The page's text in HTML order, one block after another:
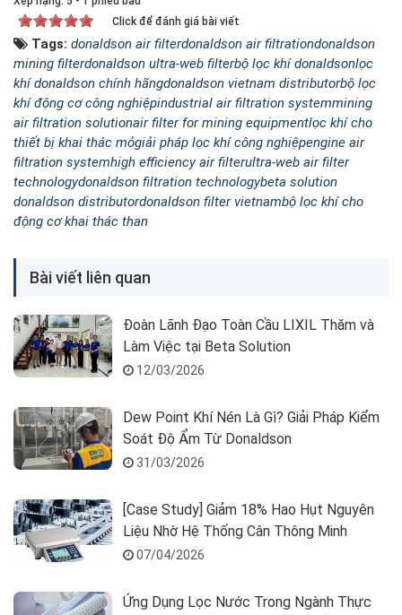
Click để đánh giá bài viết
Tags: donaldson air filterdonaldson air filtrationdonaldson
mining filterdonaldson ultra-web filterbộ lọc khí donaldsonlọc
khí donaldson chính hãngdonaldson vietnam distributorbộ lọc
khí động cơ công nghiệpindustrial air filtration systemmining
air filtration solutionair filter for mining equipmentlọc khí cho
thiết bị khai thác mỏgiải pháp lọc khí công nghiệpengine air
filtration systemhigh efficiency air filterultra-web air filter
technologydonaldson filtration technologybeta solution
donaldson distributordonaldson filter vietnambộ lọc khí cho
động cơ khai thác than
Bài viết liên quan
Đoàn Lãnh Đạo Toàn Cầu LIXIL Thăm và
Làm Việc tại Beta Solution
12/03/2026
Dew Point Khí Nén Là Gì? Giải Pháp Kiểm
Soát Độ Ẩm Từ Donaldson
31/03/2026
[Case Study] Giảm 18% Hao Hụt Nguyên
Liệu Nhờ Hệ Thống Cân Thông Minh
07/04/2026
Ứng Dụng Lọc Nước Trong Ngành Thực